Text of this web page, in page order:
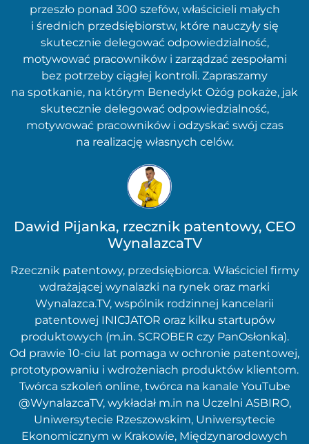
przeszło ponad 300 szefów, właścicieli małych
i średnich przedsiębiorstw, które nauczyły się
skutecznie delegować odpowiedzialność,
motywować pracowników i zarządzać zespołami
bez potrzeby ciągłej kontroli. Zapraszamy
na spotkanie, na którym Benedykt Ożóg pokaże, jak
skutecznie delegować odpowiedzialność,
motywować pracowników i odzyskać swój czas
na realizację własnych celów.
Dawid Pijanka, rzecznik patentowy, CEO
WynalazcaTV
Rzecznik patentowy, przedsiębiorca. Właściciel firmy
wdrażającej wynalazki na rynek oraz marki
Wynalazca.TV, wspólnik rodzinnej kancelarii
patentowej INICJATOR oraz kilku startupów
produktowych (m.in. SCROBER czy PanOsłonka).
Od prawie 10-ciu lat pomaga w ochronie patentowej,
prototypowaniu i wdrożeniach produktów klientom.
Twórca szkoleń online, twórca na kanale YouTube
@WynalazcaTV, wykładał m.in na Uczelni ASBIRO,
Uniwersytecie Rzeszowskim, Uniwersytecie
Ekonomicznym w Krakowie, Międzynarodowych